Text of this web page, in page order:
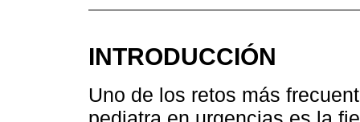
INTRODUCCIÓN
Uno de los retos más